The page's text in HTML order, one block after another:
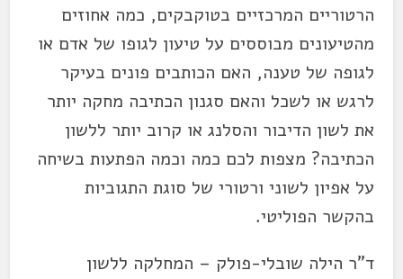
הרטוריים המרכזיים בטוקבקים, כמה אחוזים
מהטיעונים מבוססים על טיעון לגופו של אדם או
לגופה של טענה, האם הכותבים פונים בעיקר
לרגש או לשכל והאם סגנון הכתיבה מחקה יותר
את לשון הדיבור והסלנג או קרוב יותר ללשון
הכתיבה? מצפות לכם כמה וכמה הפתעות בשיחה
על אפיון לשוני ורטורי של סוגת התגוביות
בהקשר הפוליטי.
ד"ר הילה שובלי-פולק – המחלקה ללשון